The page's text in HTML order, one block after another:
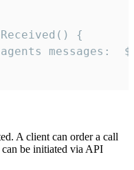
{
A client can order a call
be initiated via API